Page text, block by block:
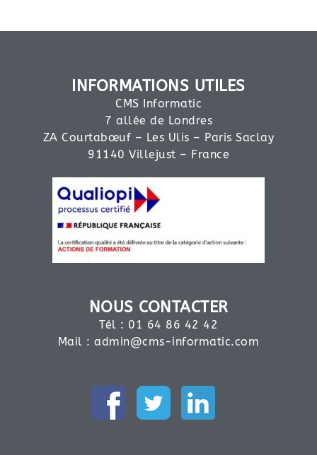
INFORMATIONS UTILES
CMS Informatic
7 allée de Londres
ZA Courtabœuf – Les Ulis – Paris Saclay
91140 Villejust – France
NOUS CONTACTER
Tél : 01 64 86 42 42
Mail :admin@cms-informatic.com